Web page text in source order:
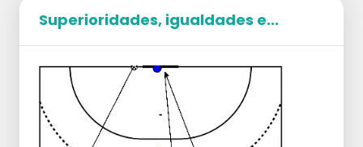
Os atletas devem se espalhar em duplas
pelo campo e manter-se em constante
movimento.
Superioridades, igualdades e...